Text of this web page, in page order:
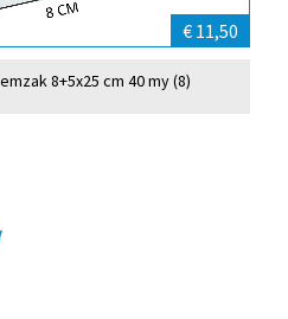
€ 11,50
8+5x25 cm 40 my (8)